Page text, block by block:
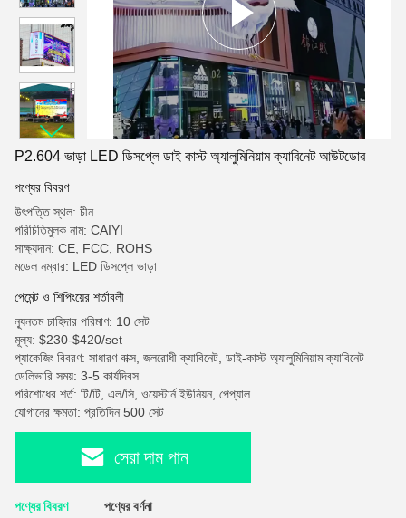
P2.604 ভাড়া LED ডিসপ্লে ডাই কাস্ট অ্যালুমিনিয়াম ক্যাবিনেট আউটডোর
পণ্যের বিবরণ
উৎপত্তি স্থল: চীন
পরিচিতিমুলক নাম: CAIYI
সাক্ষ্যদান: CE, FCC, ROHS
মডেল নম্বার: LED ডিসপ্লে ভাড়া
পেমেন্ট ও শিপিংয়ের শর্তাবলী
ন্যূনতম চাহিদার পরিমাণ: 10 সেট
মূল্য: $230-$420/set
প্যাকেজিং বিবরণ: সাধারণ বাক্স, জলরোধী ক্যাবিনেট, ডাই-কাস্ট অ্যালুমিনিয়াম ক্যাবিনেট
ডেলিভারি সময়: 3-5 কার্যদিবস
পরিশোধের শর্ত: টি/টি, এল/সি, ওয়েস্টার্ন ইউনিয়ন, পেপ্যাল
যোগানের ক্ষমতা: প্রতিদিন 500 সেট
সেরা দাম পান
পণ্যের বিবরণ পণ্যের বর্ণনা